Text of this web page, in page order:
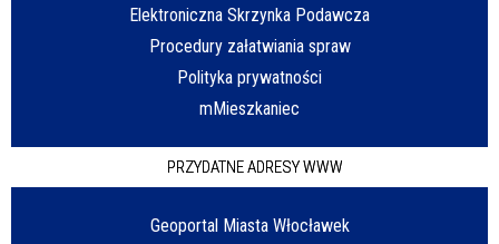
Elektroniczna Skrzynka Podawcza
Procedury załatwiania spraw
Polityka prywatności
mMieszkaniec
PRZYDATNE ADRESY WWW
Geoportal Miasta Włocławek